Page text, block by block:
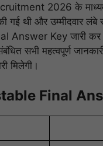
2026 के माध्यम
गई थी और
Answer Key जारी
सभी महत्वपूर्ण
मिलेगी।
Final